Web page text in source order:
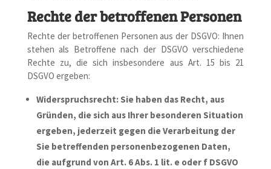
Rechte der betroffenen Personen
Rechte der betroffenen Personen aus der DSGVO: Ihnen
stehen als Betroffene nach der DSGVO verschiedene
Rechte zu, die sich insbesondere aus Art. 15 bis 21
DSGVO ergeben:
Widerspruchsrecht: Sie haben das Recht, aus
Gründen, die sich aus Ihrer besonderen Situation
ergeben, jederzeit gegen die Verarbeitung der
Sie betreffenden personenbezogenen Daten,
die aufgrund von Art. 6 Abs. 1 lit. e oder f DSGVO